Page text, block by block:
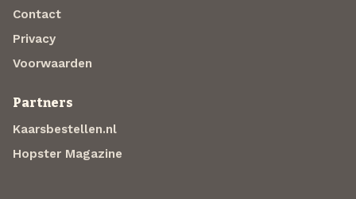
Contact
Privacy
Voorwaarden
Partners
Kaarsbestellen.nl
Hopster Magazine